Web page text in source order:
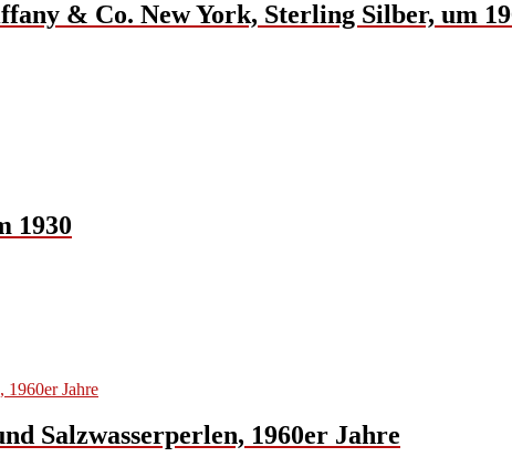
& Co. New York, Sterling Silber, um
1930
Salzwasserperlen, 1960er Jahre